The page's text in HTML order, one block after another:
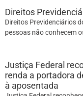
Direitos
Direitos Previdenciários
pessoas não conhecem
Justiça Federal
renda a portadora
à aposentada